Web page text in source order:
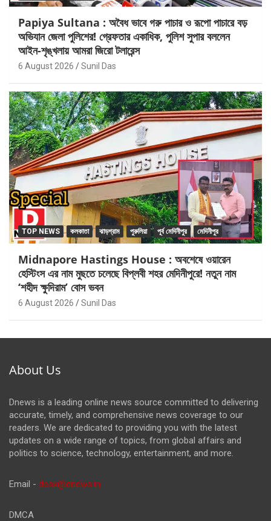
Papiya Sultana : অবৈধ ভাবে গরু পাচার ও রূপো পাচারে বড়
অভিযান জেলা পুলিশের! গ্রেফতার একাধিক, পুলিশ সুপার বললেন
আইন-শৃঙ্খলায় আমরা জিরো টলারেন্স
6 August 2026 Sunil Das
TOP NEWS কলকাতা ঝাড়গ্রাম পুরুলিয়া পূর্ব মেদিনীপুর মেদিনীপুর
Midnapore Hastings House : অবশেষে ওয়ারেন
হেস্টিংস এর নাম মুছতে চলেছে বিপ্লবী শহর মেদিনীপুরে! নতুন নাম
‘শহীদ ক্ষুদিরাম’ বোস ভবন
6 August 2026 Sunil Das
About Us
Dnews is a leading online news source committed to delivering
accurate, timely, and comprehensive news coverage to our
readers. We are dedicated to providing you with the latest
updates on a wide range of topics, from global affairs and
politics to science, technology, entertainment, and more.
Email - desk@dnews.in
DMCA